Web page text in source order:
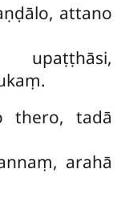
attano
upaṭṭhāsi,
thero, tadā
arahā